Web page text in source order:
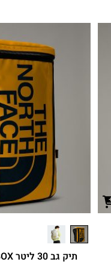
תיק גב 30 ליטר BASE CAMP FUSE BOX